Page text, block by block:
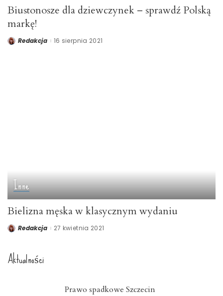
Biustonosze dla dziewczynek – sprawdź Polską
markę!
PostedRedakcja 16 sierpnia 2021
Inne
Bielizna męska w klasycznym wydaniu
PostedRedakcja 27 kwietnia 2021
Aktualności
Prawo spadkowe Szczecin